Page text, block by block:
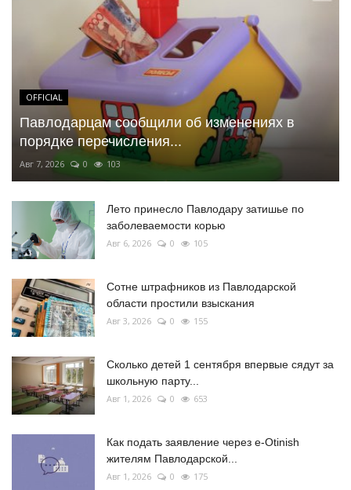
OFFICIAL
Павлодарцам сообщили об изменениях в
порядке перечисления...
Авг 7, 2026 0 103
Лето принесло Павлодару затишье по
заболеваемости корью
Авг 6, 2026 0 105
Сотне штрафников из Павлодарской
области простили взыскания
Авг 3, 2026 0 155
Сколько детей 1 сентября впервые сядут за
школьную парту...
Авг 1, 2026 0 653
Как подать заявление через e-Otinish
жителям Павлодарской...
Авг 1, 2026 0 175